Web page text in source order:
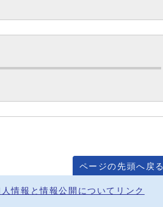
ページの先頭へ戻る
人情報と情報公開について リンク